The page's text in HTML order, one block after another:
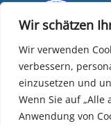
Wir schätzen
Wir verwenden
verbessern,
einzusetzen und
Wenn Sie auf
Anwendung von